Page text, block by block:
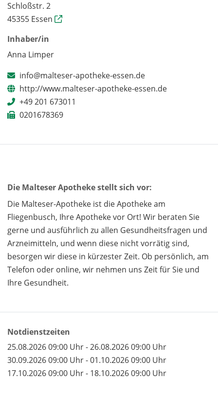
Schloßstr. 2
45355 Essen
Inhaber/in
Anna Limper
info@malteser-apotheke-essen.de
http://www.malteser-apotheke-essen.de
+49 201 673011
0201678369
Die Malteser Apotheke stellt sich vor:
Die Malteser-Apotheke ist die Apotheke am
Fliegenbusch, Ihre Apotheke vor Ort! Wir beraten Sie
gerne und ausführlich zu allen Gesundheitsfragen und
Arzneimitteln, und wenn diese nicht vorrätig sind,
besorgen wir diese in kürzester Zeit. Ob persönlich, am
Telefon oder online, wir nehmen uns Zeit für Sie und
Ihre Gesundheit.
Notdienstzeiten
25.08.2026 09:00 Uhr - 26.08.2026 09:00 Uhr
30.09.2026 09:00 Uhr - 01.10.2026 09:00 Uhr
17.10.2026 09:00 Uhr - 18.10.2026 09:00 Uhr